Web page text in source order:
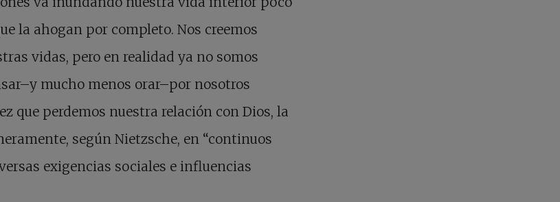
la ahogan por completo. Nos creemos
vidas, pero en realidad ya no somos
mucho menos orar–por nosotros
que perdemos nuestra relación con Dios, la
según Nietzsche, en “continuos
exigencias sociales e influencias